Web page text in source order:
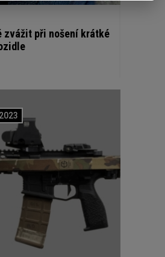
zvážit při nošení krátké
2023